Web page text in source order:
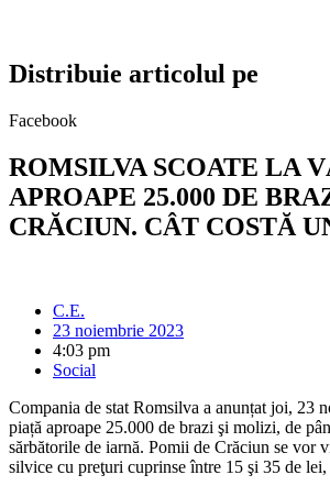
Distribuie articolul pe
Facebook
ROMSILVA SCOATE LA
APROAPE 25.000 DE
CRĂCIUN. CÂT COSTĂ
C.E.
23 noiembrie 2023
4:03 pm
Social
Compania de stat Romsilva a anunțat joi, 23
piață aproape 25.000 de brazi şi molizi, de
sărbătorile de iarnă. Pomii de Crăciun se vor
silvice cu preţuri cuprinse între 15 şi 35 de